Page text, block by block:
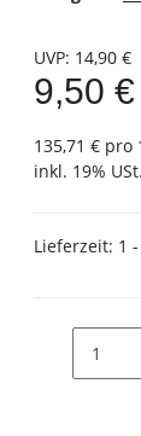
UVP: 14,90 €
9,50 €
135,71 € pro
inkl. 19%
Lieferzeit: 1